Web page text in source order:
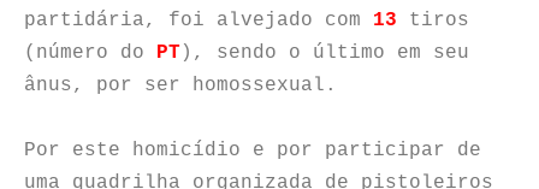
partidária, foi alvejado com 13 tiros
(número do PT), sendo o último em seu
ânus, por ser homossexual.
Por este homicídio e por participar de
uma quadrilha organizada de pistoleiros